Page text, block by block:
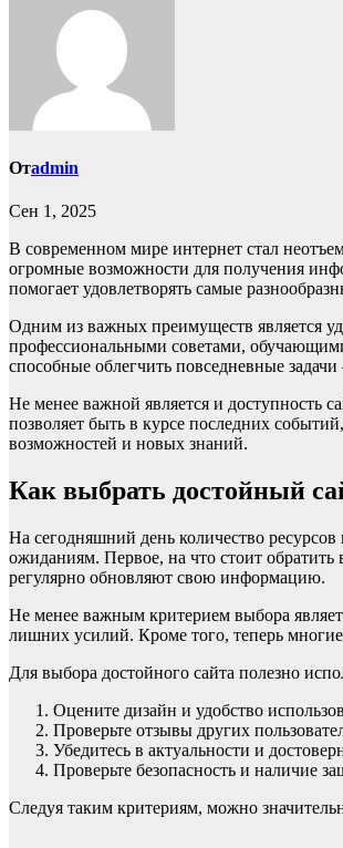
Отadmin
Сен 1, 2025
В современном мире интернет стал
огромные возможности для получения
помогает удовлетворять самые
Одним из важных преимуществ является
профессиональными советами,
способные облегчить повседневные
Не менее важной является и доступность
позволяет быть в курсе последних
возможностей и новых знаний.
Как выбрать достойный
На сегодняшний день количество ресурсов
ожиданиям. Первое, на что стоит
регулярно обновляют свою информацию.
Не менее важным критерием выбора
лишних усилий. Кроме того, теперь многие
Для выбора достойного сайта полезно
Оцените дизайн и удобство
Проверьте отзывы других
Убедитесь в актуальности и
Проверьте безопасность и наличие
Следуя таким критериям, можно